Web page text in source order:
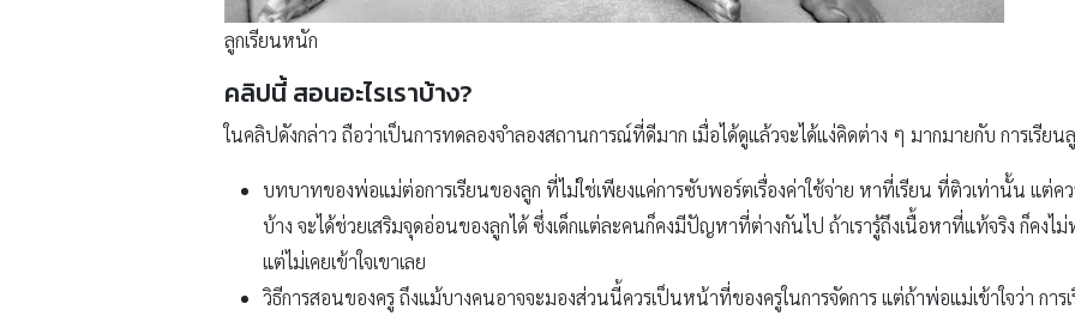
ลูกเรียนหนัก
คลิปนี้ สอนอะไรเราบ้าง?
ในคลิปดังกล่าว ถือว่าเป็นการทดลองจำลองสถานการณ์ที่ดีมาก เมื่อได้ดูแล้วจะได้แง่คิดต่าง ๆ มากมายกับ การเรียน
บทบาทของพ่อแม่ต่อการเรียนของลูก ที่ไม่ใช่เพียงแค่การซับพอร์ตเรื่องค่าใช้จ่าย หาที่เรียน ที่ติวเท่านั้น แต่คว
บ้าง จะได้ช่วยเสริมจุดอ่อนของลูกได้ ซึ่งเด็กแต่ละคนก็คงมีปัญหาที่ต่างกันไป ถ้าเรารู้ถึงเนื้อหาที่แท้จริง ก็คงไม่
แต่ไม่เคยเข้าใจเขาเลย
วิธีการสอนของครู ถึงแม้บางคนอาจจะมองส่วนนี้ควรเป็นหน้าที่ของครูในการจัดการ แต่ถ้าพ่อแม่เข้าใจว่า การ